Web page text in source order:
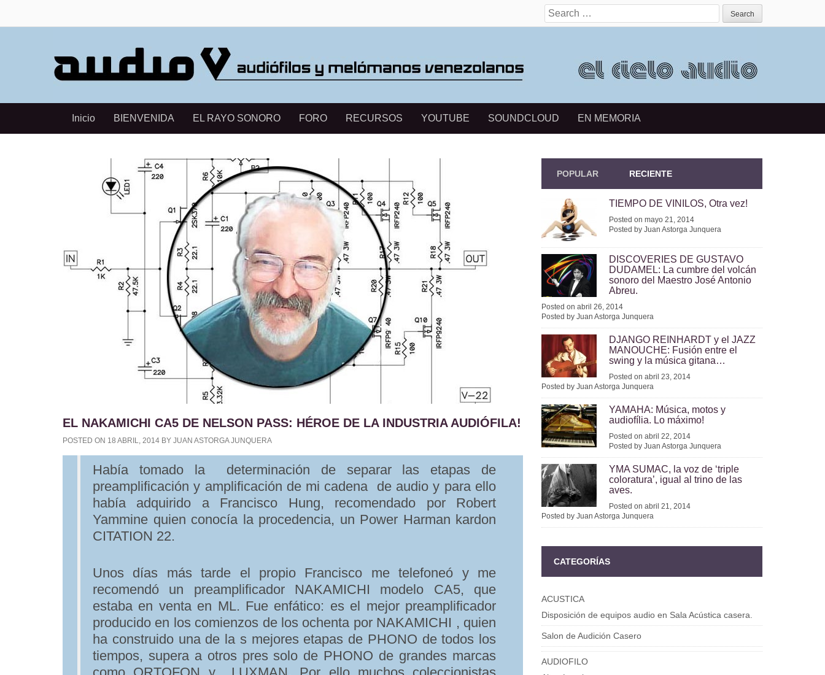
Search for:
Inicio BIENVENIDA EL RAYO SONORO FORO RECURSOS YOUTUBE SOUNDCLOUD EN MEMORIA
EL NAKAMICHI CA5 DE NELSON PASS: HÉROE DE LA INDUSTRIA AUDIÓFILA!
POSTED ON 18 ABRIL, 2014 BY JUAN ASTORGA JUNQUERA
Había tomado la determinación de separar las etapas de
preamplificación y amplificación de mi cadena de audio y para ello
había adquirido a Francisco Hung, recomendado por Robert
Yammine quien conocía la procedencia, un Power Harman kardon
CITATION 22.
Unos días más tarde el propio Francisco me telefoneó y me
recomendó un preamplificador NAKAMICHI modelo CA5, que
estaba en venta en ML. Fue enfático: es el mejor preamplificador
producido en los comienzos de los ochenta por NAKAMICHI , quien
ha construido una de la s mejores etapas de PHONO de todos los
tiempos, supera a otros pres solo de PHONO de grandes marcas
POPULAR RECIENTE
TIEMPO DE VINILOS, Otra vez!
Posted on mayo 21, 2014
Posted by Juan Astorga Junquera
DISCOVERIES DE GUSTAVO
DUDAMEL: La cumbre del volcán
sonoro del Maestro José Antonio
Abreu.
Posted on abril 26, 2014
Posted by Juan Astorga Junquera
DJANGO REINHARDT y el JAZZ
MANOUCHE: Fusión entre el
swing y la música gitana…
Posted on abril 23, 2014
Posted by Juan Astorga Junquera
YAMAHA: Música, motos y
audiofília. Lo máximo!
Posted on abril 22, 2014
Posted by Juan Astorga Junquera
YMA SUMAC, la voz de ‘triple
coloratura’, igual al trino de las
aves.
Posted on abril 21, 2014
Posted by Juan Astorga Junquera
CATEGORÍAS
ACUSTICA
Disposición de equipos audio en Sala Acústica casera.
Salon de Audición Casero
AUDIOFILO